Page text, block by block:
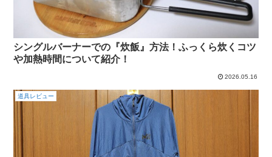
シングルバーナーでの『炊飯』方法！ふっくら炊くコツ
や加熱時間について紹介！
2026.05.16
道具レビュー